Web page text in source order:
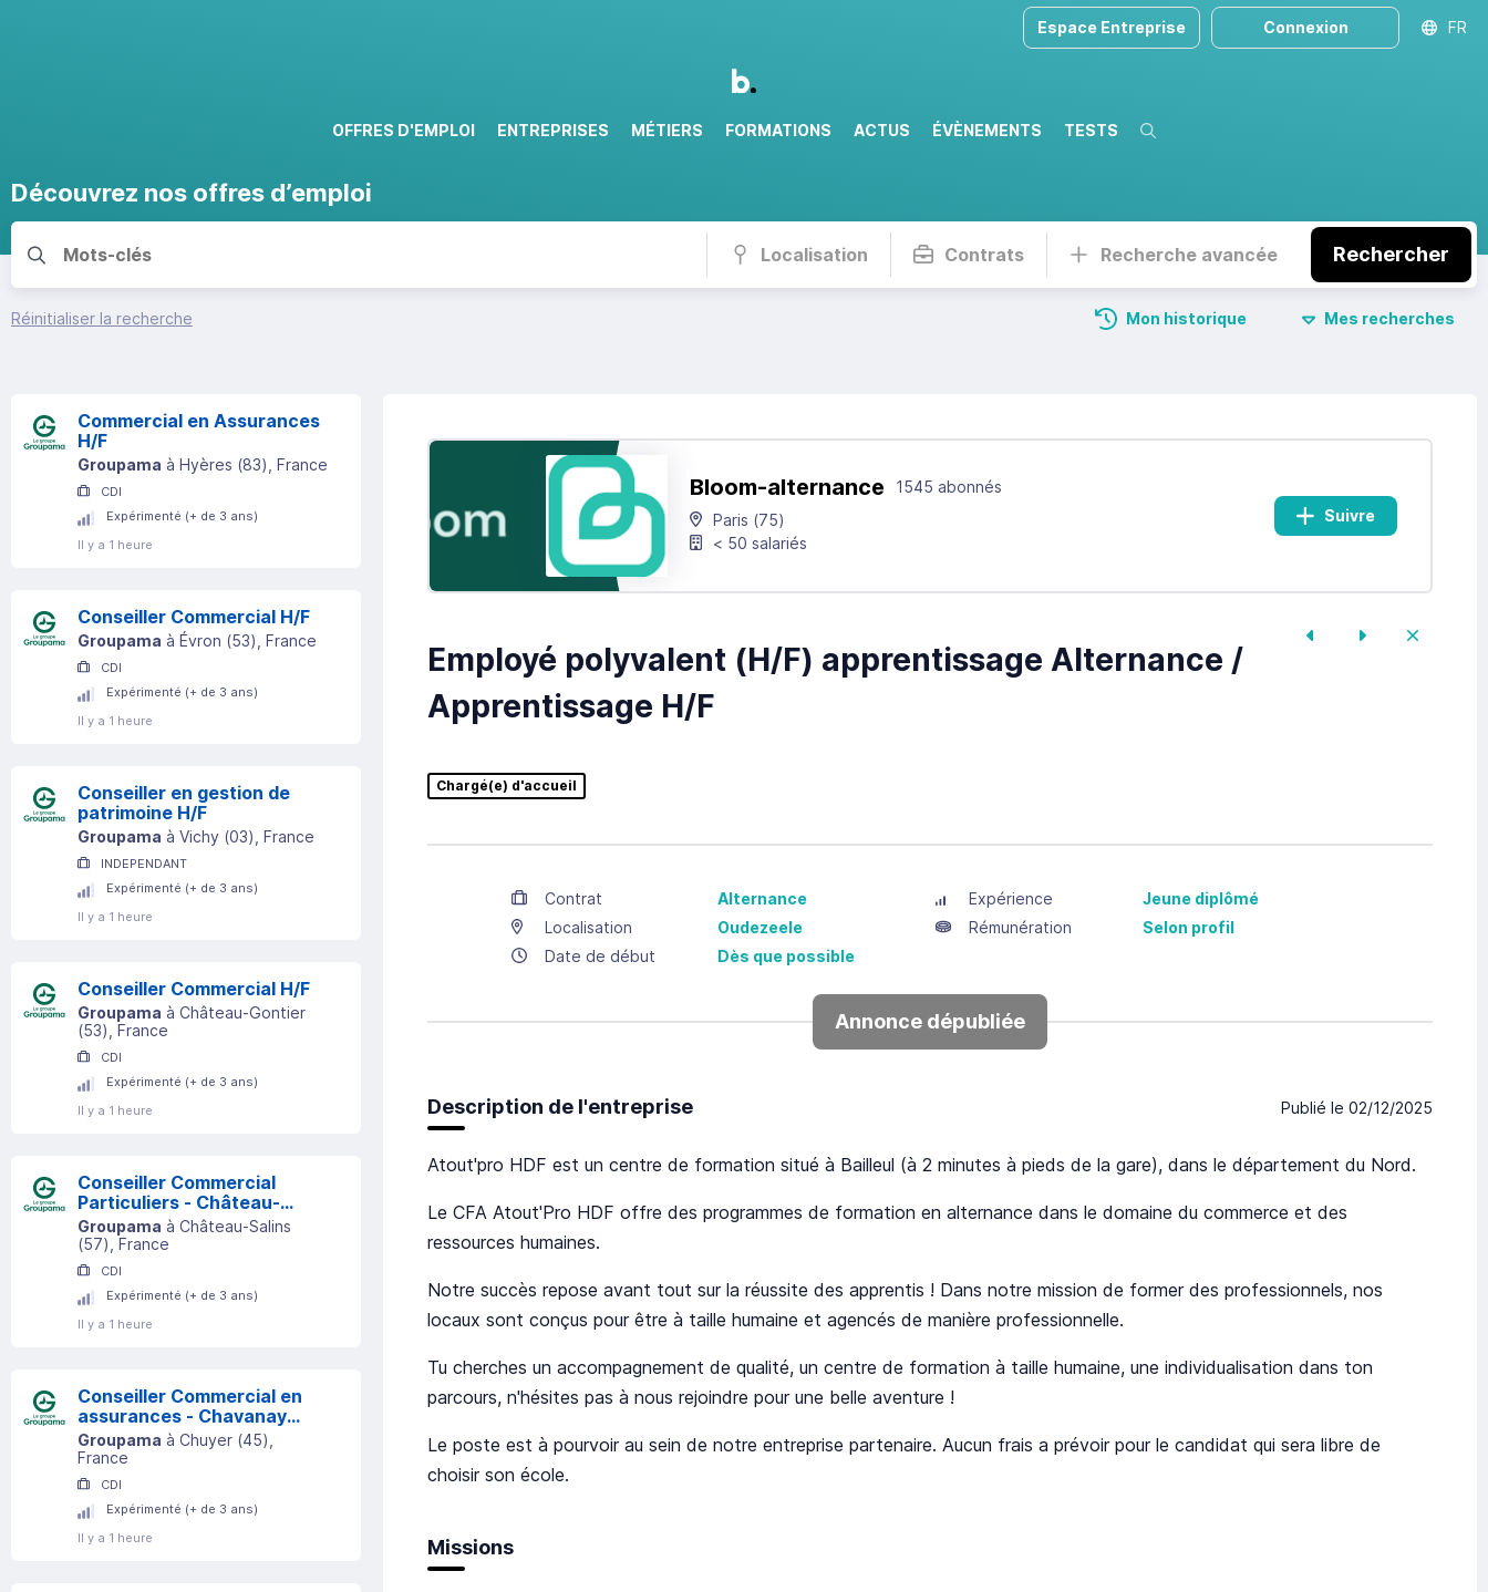
OFFRES D'EMPLOI ENTREPRISES MÉTIERS FORMATIONS ACTUS ÉVÈNEMENTS TESTS Recherche
Espace Entreprise Connexion FR
Découvrez nos offres d’emploi
Localisation Contrats Recherche avancée Rechercher
Réinitialiser la recherche Mon historique Mes recherches
Commercial en Assurances
H/F
Groupama à Hyères (83) , France
CDI
Expérimenté (+ de 3 ans)
Il y a 1 heure
Conseiller Commercial H/F
Groupama à Évron (53) , France
CDI
Expérimenté (+ de 3 ans)
Il y a 1 heure
Conseiller en gestion de
patrimoine H/F
Groupama à Vichy (03) , France
INDEPENDANT
Expérimenté (+ de 3 ans)
Il y a 1 heure
Conseiller Commercial H/F
Groupama à Château-Gontier
(53) , France
CDI
Expérimenté (+ de 3 ans)
Il y a 1 heure
Conseiller Commercial
Particuliers - Château-
Salins (57) H/F
Groupama à Château-Salins
(57) , France
CDI
Expérimenté (+ de 3 ans)
Il y a 1 heure
Conseiller Commercial en
assurances - Chavanay
(42) H/F
Groupama à Chuyer (45)
France
CDI
Expérimenté (+ de 3 ans)
Il y a 1 heure
Bloom-alternance
1545 abonnés
Paris (75)
< 50 salariés
Suivre
Employé polyvalent (H/F) apprentissage Alternance /
Apprentissage H/F
Chargé(e) d'accueil
Contrat Alternance Expérience
Jeune diplômé
Localisation
Oudezeele Rémunération
Selon profil
Date de début
Dès que possible
Annonce dépubliée
Publié le 02/12/2025
Description de l'entreprise
Atout'pro HDF est un centre de formation situé à Bailleul (à 2 minutes à pieds de la gare), dans le département du Nord.
Le CFA Atout'Pro HDF offre des programmes de formation en alternance dans le domaine du commerce et des
ressources humaines.
Notre succès repose avant tout sur la réussite des apprentis ! Dans notre mission de former des professionnels, nos
locaux sont conçus pour être à taille humaine et agencés de manière professionnelle.
Tu cherches un accompagnement de qualité, un centre de formation à taille humaine, une individualisation dans ton
parcours, n'hésites pas à nous rejoindre pour une belle aventure !
Le poste est à pourvoir au sein de notre entreprise partenaire. Aucun frais a prévoir pour le candidat qui sera libre de
choisir son école.
Missions